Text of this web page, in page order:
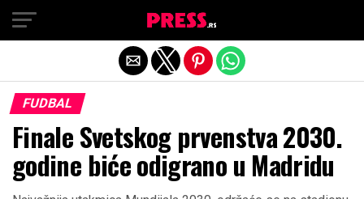
FUDBAL
Finale Svetskog prvenstva 2030.
godine biće odigrano u Madridu
Exit mobile version